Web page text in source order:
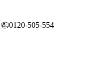
0120-505-554